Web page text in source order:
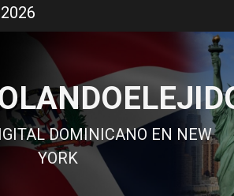
DOMINICANO EN NEW
YORK